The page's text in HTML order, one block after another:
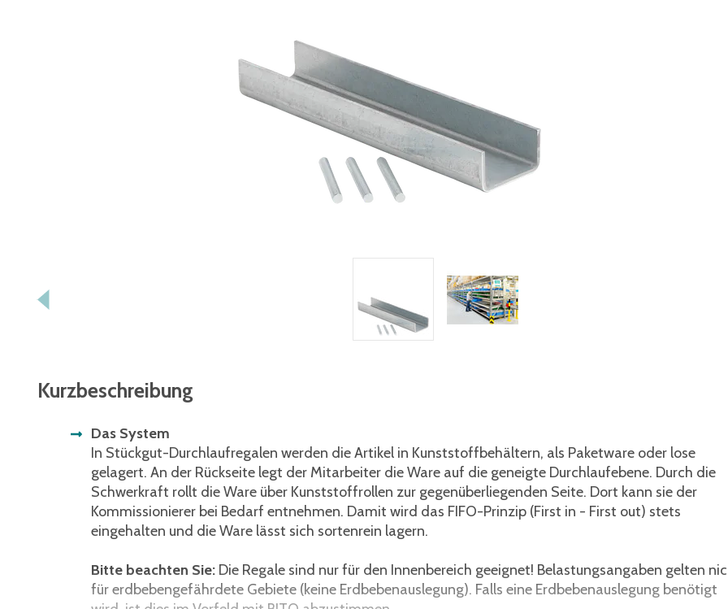
Kurzbeschreibung
Das System
In Stückgut-Durchlaufregalen werden die Artikel in Kunststoffbehältern, als Paketware oder lose
gelagert. An der Rückseite legt der Mitarbeiter die Ware auf die geneigte Durchlaufebene. Durch die
Schwerkraft rollt die Ware über Kunststoffrollen zur gegenüberliegenden Seite. Dort kann sie der
Kommissionierer bei Bedarf entnehmen. Damit wird das FIFO-Prinzip (First in - First out) stets
eingehalten und die Ware lässt sich sortenrein lagern.
Bitte beachten Sie: Die Regale sind nur für den Innenbereich geeignet! Belastungsangaben gelten
für erdbebengefährdete Gebiete (keine Erdbebenauslegung). Falls eine Erdbebenauslegung benötigt